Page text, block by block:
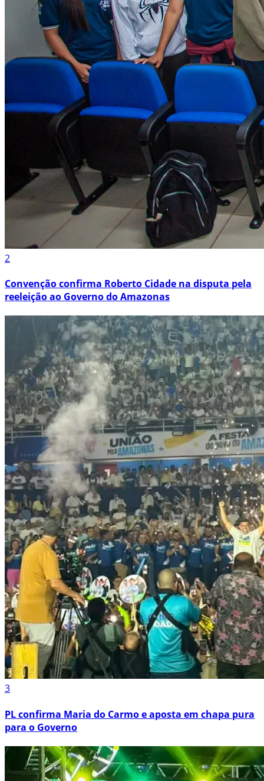
2
Convenção confirma Roberto Cidade na disputa pela
reeleição ao Governo do Amazonas
3
PL confirma Maria do Carmo e aposta em chapa pura
para o Governo